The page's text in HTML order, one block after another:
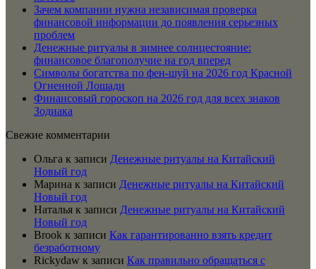
Зачем компании нужна независимая проверка
финансовой информации до появления серьезных
проблем
Денежные ритуалы в зимнее солнцестояние:
финансовое благополучие на год вперед
Символы богатства по фен-шуй на 2026 год Красной
Огненной Лошади
Финансовый гороскоп на 2026 год для всех знаков
Зодиака
Свежие комментарии
Ольга к записи Денежные ритуалы на Китайский
Новый год
Марина к записи Денежные ритуалы на Китайский
Новый год
Наталья к записи Денежные ритуалы на Китайский
Новый год
Brook к записи Как гарантированно взять кредит
безработному
Rickydaw к записи Как правильно обращаться с